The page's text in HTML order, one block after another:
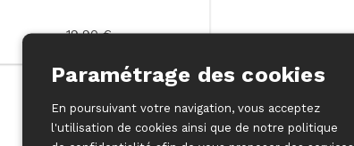
19.90 €
Produits similaires
Paramétrage des cookies
En poursuivant votre navigation, vous acceptez
l'utilisation de cookies ainsi que de notre politique